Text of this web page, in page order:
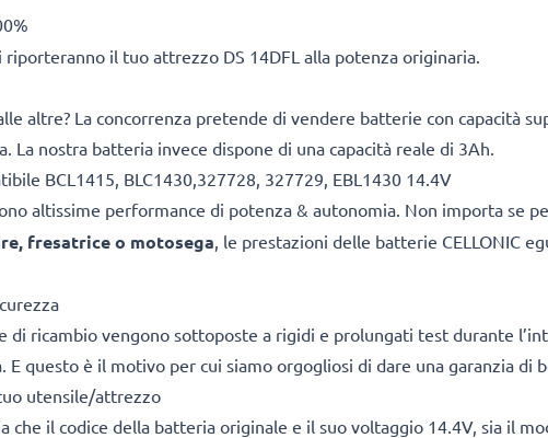
il tuo attrezzo DS 14DFL alla potenza originaria.
altre? La concorrenza pretende di vendere batterie con capacità
nostra batteria invece dispone di una capacità reale di 3Ah.
BCL1415, BLC1430,327728, 327729, EBL1430 14.4V
altissime performance di potenza & autonomia. Non importa se
fresatrice o motosega, le prestazioni delle batterie CELLONIC
di ricambio vengono sottoposte a rigidi e prolungati test durante
E questo è il motivo per cui siamo orgogliosi di dare una garanzia di
utensile/attrezzo
il codice della batteria originale e il suo voltaggio 14.4V, sia il